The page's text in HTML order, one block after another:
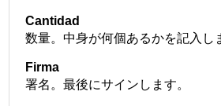
Cantidad
数量。中身が何個あるかを記入し
Firma
署名。最後にサインします。